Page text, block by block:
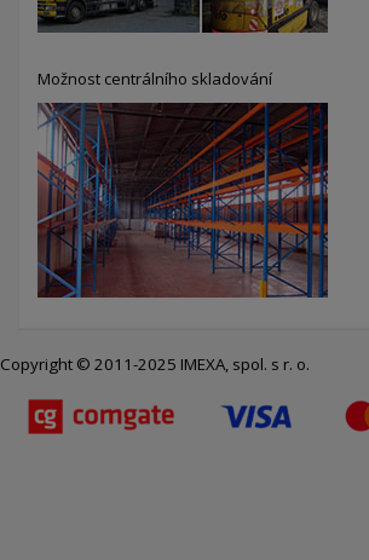
Možnost centrálního skladování
Copyright © 2011-2025 IMEXA, spol. s r. o.